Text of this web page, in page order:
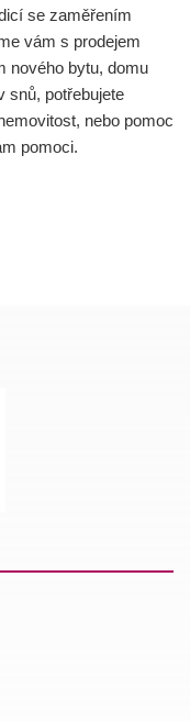
se zaměřením
vám s prodejem
nového bytu, domu
snů, potřebujete
nebo pomoc
pomoci.